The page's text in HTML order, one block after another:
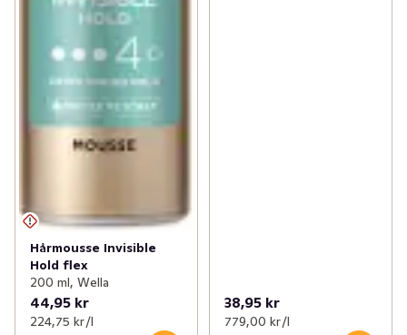
Hårmousse Invisible
Hold flex
200 ml, Wella
44,95 kr
224,75 kr /l
38,95 kr
779,00 kr /l